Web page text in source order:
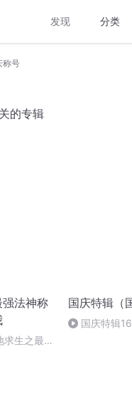
发现 分类
称号
的专辑
法神称
生之最强
国庆特辑（
国庆特辑